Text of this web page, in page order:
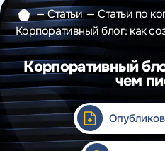
Разработка
Разработка
Реклама у
Веб-аналитика
— Статьи — Статьи по
Корпоративный блог: как
Корпоративный
чем